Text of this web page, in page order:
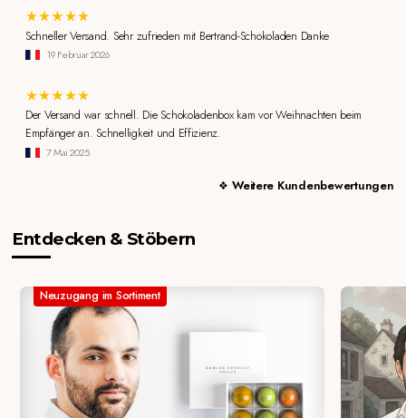
Schneller Versand. Sehr zufrieden mit Bertrand-Schokoladen Danke
19 Februar 2026
Der Versand war schnell. Die Schokoladenbox kam vor Weihnachten beim
Empfänger an. Schnelligkeit und Effizienz.
7 Mai 2025
Weitere Kundenbewertungen
Entdecken & Stöbern
Neuzugang im Sortiment